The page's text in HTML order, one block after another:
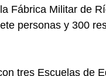
Fábrica Militar de
personas y 300
tres Escuelas de